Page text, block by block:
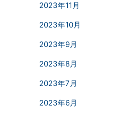
2023年11月
2023年10月
2023年9月
2023年8月
2023年7月
2023年6月